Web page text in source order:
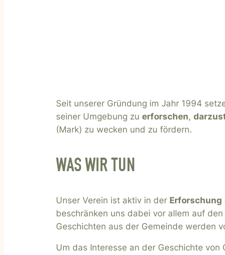
Seit unserer Gründung im Jahr 1994
seiner Umgebung zu erforschen,
(Mark) zu wecken und zu fördern.
WAS WIR TUN
Unser Verein ist aktiv in der Erforschung
beschränken uns dabei vor allem auf
Geschichten aus der Gemeinde werden
Um das Interesse an der Geschichte